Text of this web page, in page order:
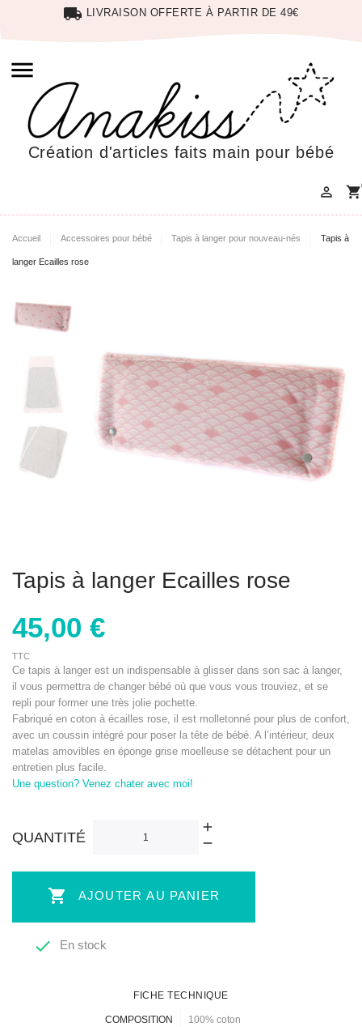
local_shipping LIVRAISON OFFERTE À PARTIR DE 49€

Création d'articles faits main pour bébé
 shopping_cart
Accueil Accessoires pour bébé Tapis à langer pour nouveau-nés Tapis à
langer Ecailles rose
Tapis à langer Ecailles rose
45,00 €
TTC
Ce tapis à langer est un indispensable à glisser dans son sac à langer,
il vous permettra de changer bébé où que vous vous trouviez, et se
repli pour former une très jolie pochette.
Fabriqué en coton à écailles rose, il est molletonné pour plus de confort,
avec un coussin intégré pour poser la tête de bébé. A l’intérieur, deux
matelas amovibles en éponge grise moelleuse se détachent pour un
entretien plus facile.
Une question? Venez chater avec moi!
QUANTITÉ
 AJOUTER AU PANIER
 En stock
FICHE TECHNIQUE
COMPOSITION 100% coton